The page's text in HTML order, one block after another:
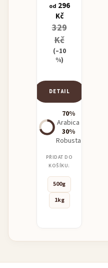
od 296
Kč
329
Kč
(–10
%)
DETAIL
70%
Arabica
30%
Robusta
PŘIDAT DO
KOŠÍKU:
500g
1kg